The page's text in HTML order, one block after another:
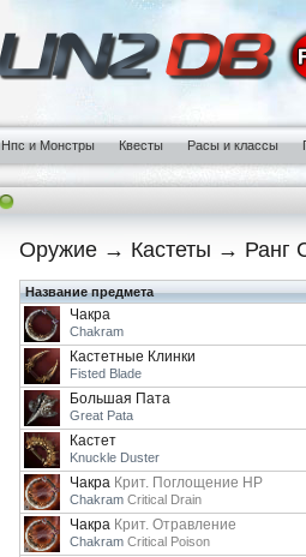
Нпс и Монстры Квесты Расы и классы
Оружие → Кастеты → Ранг
Название предмета
Чакра
Chakram
Кастетные Клинки
Fisted Blade
Большая Пата
Great Pata
Кастет
Knuckle Duster
Чакра Крит. Поглощение HP
Chakram Critical Drain
Чакра Крит. Отравление
Chakram Critical Poison